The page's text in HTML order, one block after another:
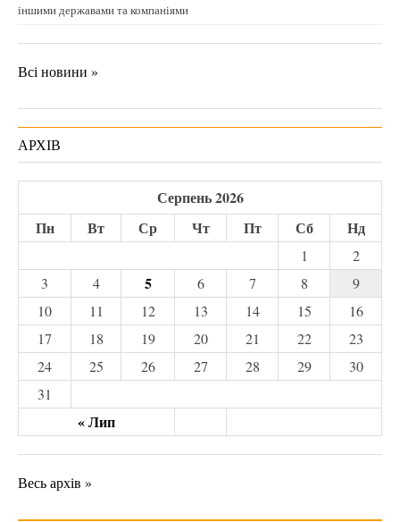
іншими державами та компаніями
Всі новини »
АРХІВ
Серпень 2026
Пн
Вт Ср Чт Пт Сб Нд
« Лип
1
2
3
4 5 6 7 8
9
10
11 12 13 14 15
16
17
18 19 20 21 22
23
24
25 26 27 28 29
30
31
Весь архів »